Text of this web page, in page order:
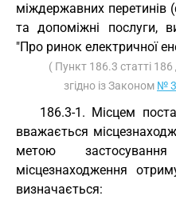
міждержавних перетинів
та допоміжні послуги,
"Про ринок електричної
( Пункт 186.3 статті
згідно із Законом №
186.3-1. Місцем
вважається
метою
місцезнаходження
визначається: